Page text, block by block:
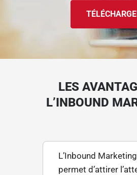
LES
L’INBOUND
L’Inbound Marketing
permet d’attirer